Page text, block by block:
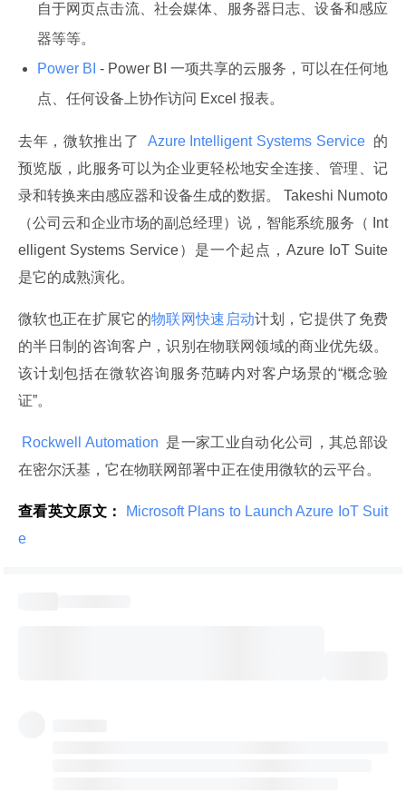
自于网页点击流、社会媒体、服务器日志、设备和感应
器等等。
Power BI - Power BI 一项共享的云服务，可以在任何地
点、任何设备上协作访问 Excel 报表。
去年，微软推出了 Azure Intelligent Systems Service 的
预览版，此服务可以为企业更轻松地安全连接、管理、记
录和转换来由感应器和设备生成的数据。 Takeshi Numoto
（公司云和企业市场的副总经理）说，智能系统服务（ Int
elligent Systems Service）是一个起点，Azure IoT Suite
是它的成熟演化。
微软也正在扩展它的物联网快速启动计划，它提供了免费
的半日制的咨询客户，识别在物联网领域的商业优先级。
该计划包括在微软咨询服务范畴内对客户场景的“概念验
证”。
Rockwell Automation 是一家工业自动化公司，其总部设
在密尔沃基，它在物联网部署中正在使用微软的云平台。
查看英文原文：
Microsoft Plans to Launch Azure IoT Suit
e